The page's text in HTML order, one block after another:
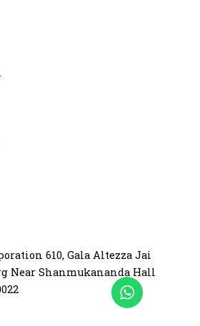
610, Gala Altezza Jai
Near Shanmukananda Hall